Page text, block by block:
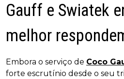
Gauff e Swiatek
melhor
Embora o serviço de Coco
forte escrutínio desde o seu